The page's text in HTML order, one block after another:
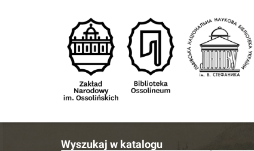
Wyszukaj w katalogu